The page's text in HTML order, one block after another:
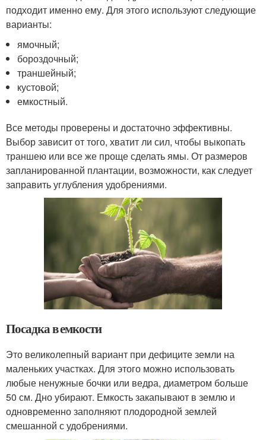
подходит именно ему. Для этого используют следующие
варианты:
ямочный;
бороздочный;
траншейный;
кустовой;
емкостный.
Все методы проверены и достаточно эффективны.
Выбор зависит от того, хватит ли сил, чтобы выкопать
траншею или все же проще сделать ямы. От размеров
запланированной плантации, возможности, как следует
заправить углубления удобрениями.
Посадка в емкости
Это великолепный вариант при дефиците земли на
маленьких участках. Для этого можно использовать
любые ненужные бочки или ведра, диаметром больше
50 см. Дно убирают. Емкость закапывают в землю и
одновременно заполняют плодородной землей
смешанной с удобрениями.